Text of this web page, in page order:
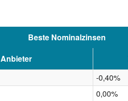
Beste Nominalzinsen
Anbieter
-0,40%
0,00%